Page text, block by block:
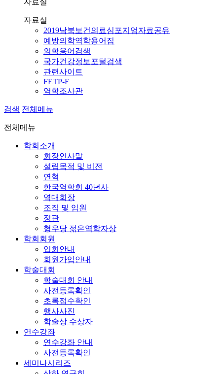
자료실
2019남북보건의료심포지엄자료공유
예방의학역학용어집
의학용어검색
국가건강정보포털검색
관련사이트
FETP-F
역학조사관
검색 전체메뉴
전체메뉴
학회소개
회장인사말
설립목적 및 비전
연혁
한국역학회 40년사
역대회장
조직 및 임원
정관
형우당 젊은역학자상
학회회원
입회안내
회원가입안내
학술대회
학술대회 안내
사전등록확인
초록접수확인
행사사진
학술상 수상자
연수강좌
연수강좌 안내
사전등록확인
세미나시리즈